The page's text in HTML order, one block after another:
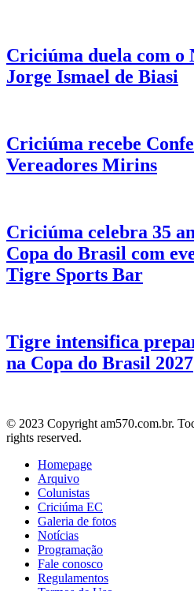
Criciúma duela com o
Jorge Ismael de Biasi
Criciúma recebe
Vereadores Mirins
Criciúma celebra 35
Copa do Brasil com
Tigre Sports Bar
Tigre intensifica
na Copa do Brasil 2027
© 2023 Copyright am570.com.br.
rights reserved.
Homepage
Arquivo
Colunistas
Criciúma EC
Galeria de fotos
Notícias
Programação
Fale conosco
Regulamentos